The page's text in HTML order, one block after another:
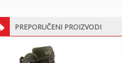
PREPORUČENI PROIZVODI